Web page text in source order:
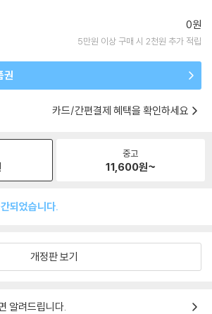
0원
5만원 이상 구매 시 2천원 추가 적립
권
카드/간편결제 혜택을 확인하세요
중고
11,600원~
되었습니다.
개정판 보기
알려드립니다.